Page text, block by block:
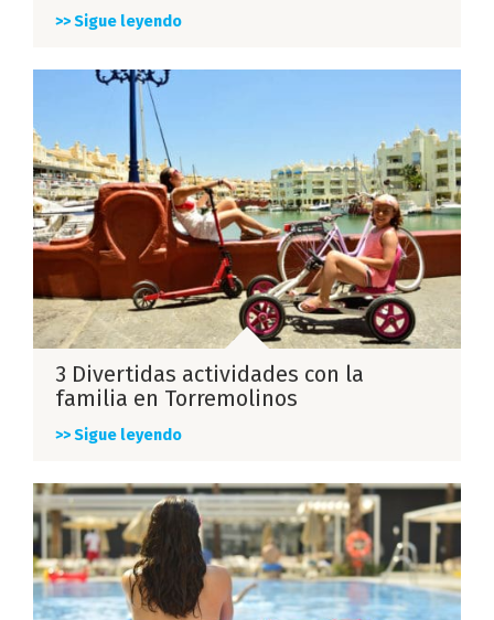
>> Sigue leyendo
3 Divertidas actividades con la
familia en Torremolinos
>> Sigue leyendo